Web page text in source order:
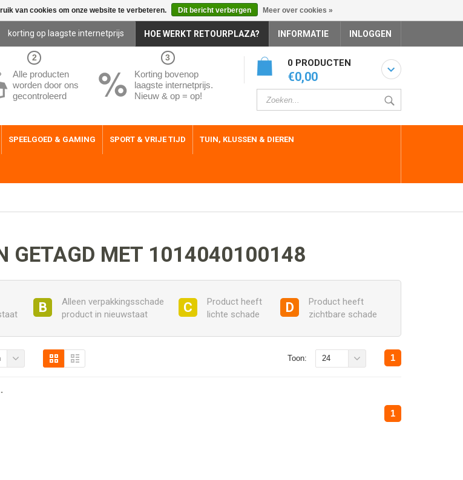
korting op laagste internetprijs HOE WERKT RETOURPLAZA? INFORMATIE INLOGGEN
2
Alle producten
worden door ons
gecontroleerd
3
Korting bovenop
laagste internetprijs.
Nieuw & op = op!
0 PRODUCTEN
€0,00
SPEELGOED & GAMING SPORT & VRIJE TIJD TUIN, KLUSSEN & DIEREN
GETAGD MET 1014040100148
B
Alleen verpakkingsschade
product in nieuwstaat
C
Product heeft
lichte schade
D
Product heeft
zichtbare schade
1
Toon: 24
1
van cookies om onze website te verbeteren. Dit bericht verbergen Meer over cookies »